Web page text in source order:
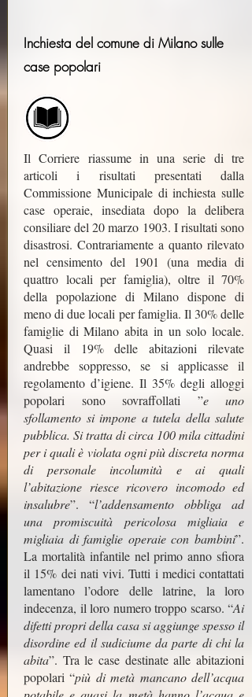
Inchiesta del comune di Milano sulle
case popolari
Il Corriere riassume in una serie di tre
articoli i risultati presentati dalla
Commissione Municipale di inchiesta sulle
case operaie, insediata dopo la delibera
consiliare del 20 marzo 1903. I risultati sono
disastrosi. Contrariamente a quanto rilevato
nel censimento del 1901 (una media di
quattro locali per famiglia), oltre il 70%
della popolazione di Milano dispone di
meno di due locali per famiglia. Il 30% delle
famiglie di Milano abita in un solo locale.
Quasi il 19% delle abitazioni rilevate
andrebbe soppresso, se si applicasse il
regolamento d’igiene. Il 35% degli alloggi
popolari sono sovraffollati ”e uno
sfollamento si impone a tutela della salute
pubblica. Si tratta di circa 100 mila cittadini
per i quali è violata ogni più discreta norma
di personale incolumità e ai quali
l’abitazione riesce ricovero incomodo ed
insalubre”. “l’addensamento obbliga ad
una promiscuità pericolosa migliaia e
migliaia di famiglie operaie con bambini”.
La mortalità infantile nel primo anno sfiora
il 15% dei nati vivi. Tutti i medici contattati
lamentano l’odore delle latrine, la loro
indecenza, il loro numero troppo scarso. “Ai
difetti propri della casa si aggiunge spesso il
disordine ed il sudiciume da parte di chi la
abita”. Tra le case destinate alle abitazioni
popolari “più di metà mancano dell’acqua